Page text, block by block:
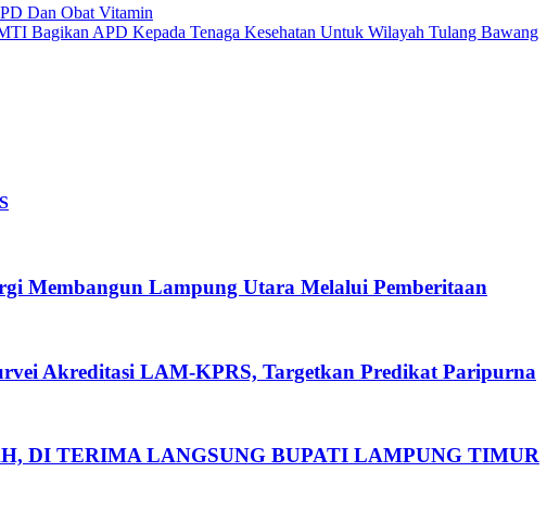
Dan Obat Vitamin
Bagikan APD Kepada Tenaga Kesehatan Untuk Wilayah Tulang Bawang
Membangun Lampung Utara Melalui Pemberitaan
Akreditasi LAM-KPRS, Targetkan Predikat Paripurna
DI TERIMA LANGSUNG BUPATI LAMPUNG TIMUR